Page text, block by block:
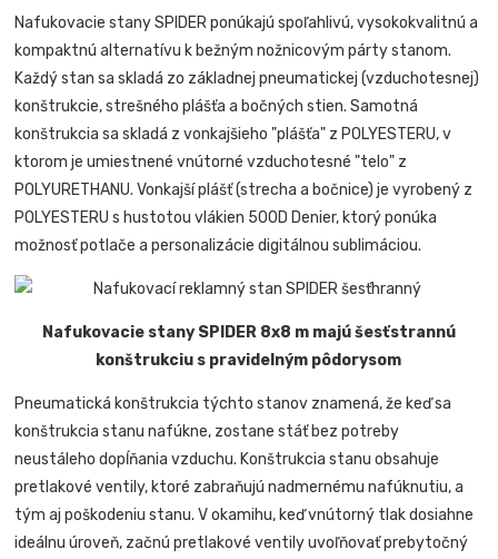
Nafukovacie stany SPIDER ponúkajú spoľahlivú, vysokokvalitnú a
kompaktnú alternatívu k bežným nožnicovým párty stanom.
Každý stan sa skladá zo základnej pneumatickej (vzduchotesnej)
konštrukcie, strešného plášťa a bočných stien. Samotná
konštrukcia sa skladá z vonkajšieho "plášťa" z POLYESTERU, v
ktorom je umiestnené vnútorné vzduchotesné "telo" z
POLYURETHANU. Vonkajší plášť (strecha a bočnice) je vyrobený z
POLYESTERU s hustotou vlákien 500D Denier, ktorý ponúka
možnosť potlače a personalizácie digitálnou sublimáciou.
Nafukovacie stany SPIDER 8x8 m majú šesťstrannú
konštrukciu s pravidelným pôdorysom
Pneumatická konštrukcia týchto stanov znamená, že keď sa
konštrukcia stanu nafúkne, zostane stáť bez potreby
neustáleho dopĺňania vzduchu. Konštrukcia stanu obsahuje
pretlakové ventily, ktoré zabraňujú nadmernému nafúknutiu, a
tým aj poškodeniu stanu. V okamihu, keď vnútorný tlak dosiahne
ideálnu úroveň, začnú pretlakové ventily uvoľňovať prebytočný